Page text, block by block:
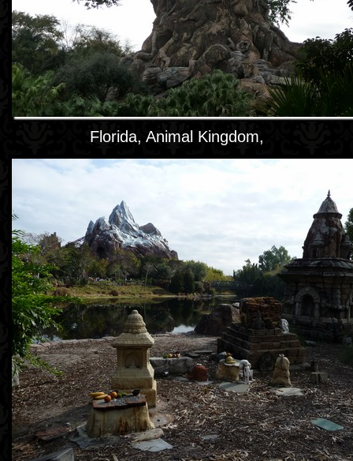
Florida, Animal Kingdom,